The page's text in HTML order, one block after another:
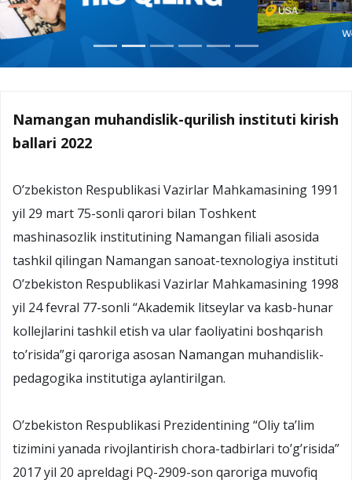
Namangan muhandislik-qurilish instituti kirish
ballari 2022
O’zbekiston Respublikasi Vazirlar Mahkamasining 1991
yil 29 mart 75-sonli qarori bilan Toshkent
mashinasozlik institutining Namangan filiali asosida
tashkil qilingan Namangan sanoat-texnologiya instituti
O’zbekiston Respublikasi Vazirlar Mahkamasining 1998
yil 24 fevral 77-sonli “Akademik litseylar va kasb-hunar
kollejlarini tashkil etish va ular faoliyatini boshqarish
to’risida”gi qaroriga asosan Namangan muhandislik-
pedagogika institutiga aylantirilgan.
O’zbekiston Respublikasi Prezidentining “Oliy ta’lim
tizimini yanada rivojlantirish chora-tadbirlari to’g’risida”
2017 yil 20 apreldagi PQ-2909-son qaroriga muvofiq